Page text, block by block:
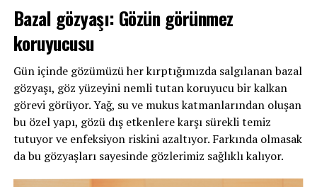
Bazal gözyaşı: Gözün görünmez
koruyucusu
Gün içinde gözümüzü her kırptığımızda salgılanan bazal
gözyaşı, göz yüzeyini nemli tutan koruyucu bir kalkan
görevi görüyor. Yağ, su ve mukus katmanlarından oluşan
bu özel yapı, gözü dış etkenlere karşı sürekli temiz
tutuyor ve enfeksiyon riskini azaltıyor. Farkında olmasak
da bu gözyaşları sayesinde gözlerimiz sağlıklı kalıyor.